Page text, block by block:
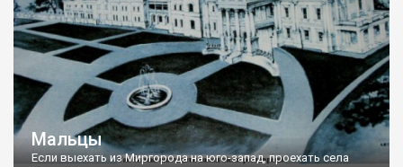
Мальцы
Если выехать из Миргорода на юго-запад, проехать села